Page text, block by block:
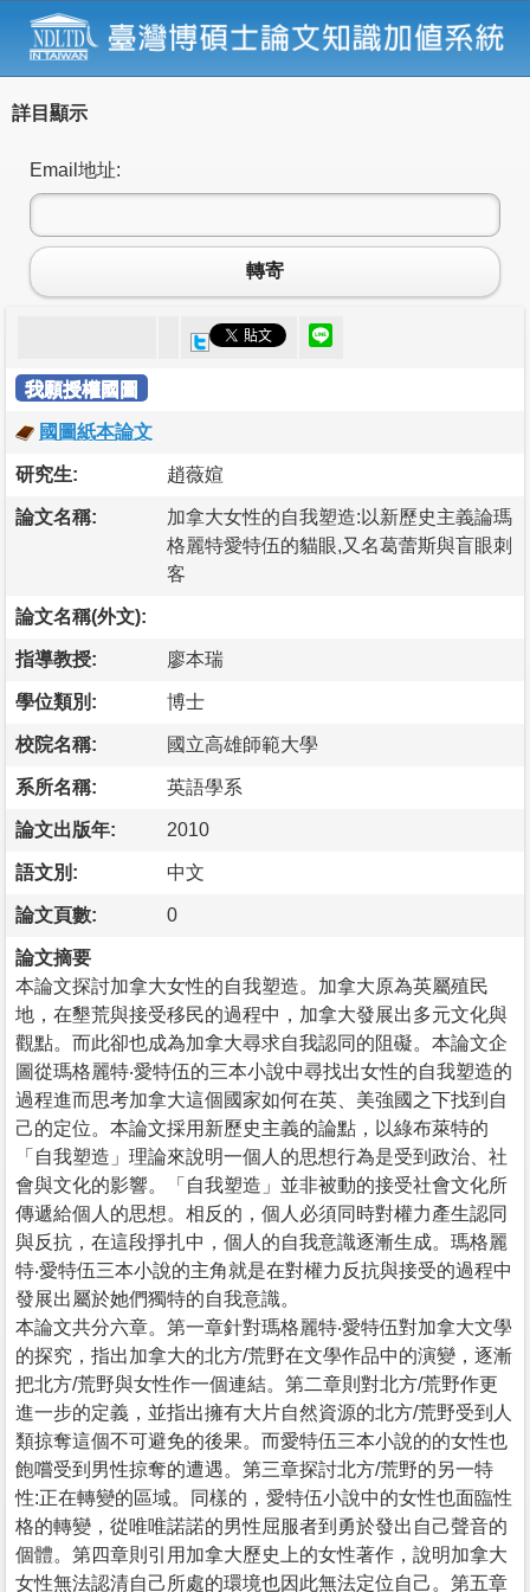
詳目顯示
Email地址:
轉寄
我願授權國圖
國圖紙本論文
研究生: 趙薇媗
論文名稱:
加拿大女性的自我塑造:以新歷史主義論瑪
格麗特愛特伍的貓眼,又名葛蕾斯與盲眼刺
客
論文名稱(外文):
指導教授: 廖本瑞
學位類別: 博士
校院名稱: 國立高雄師範大學
系所名稱: 英語學系
論文出版年: 2010
語文別: 中文
論文頁數: 0
論文摘要
本論文探討加拿大女性的自我塑造。加拿大原為英屬殖民
地，在墾荒與接受移民的過程中，加拿大發展出多元文化與
觀點。而此卻也成為加拿大尋求自我認同的阻礙。本論文企
圖從瑪格麗特‧愛特伍的三本小說中尋找出女性的自我塑造的
過程進而思考加拿大這個國家如何在英、美強國之下找到自
己的定位。本論文採用新歷史主義的論點，以綠布萊特的
「自我塑造」理論來說明一個人的思想行為是受到政治、社
會與文化的影響。「自我塑造」並非被動的接受社會文化所
傳遞給個人的思想。相反的，個人必須同時對權力產生認同
與反抗，在這段掙扎中，個人的自我意識逐漸生成。瑪格麗
特‧愛特伍三本小說的主角就是在對權力反抗與接受的過程中
發展出屬於她們獨特的自我意識。
本論文共分六章。第一章針對瑪格麗特‧愛特伍對加拿大文學
的探究，指出加拿大的北方/荒野在文學作品中的演變，逐漸
把北方/荒野與女性作一個連結。第二章則對北方/荒野作更
進一步的定義，並指出擁有大片自然資源的北方/荒野受到人
類掠奪這個不可避免的後果。而愛特伍三本小說的的女性也
飽嚐受到男性掠奪的遭遇。第三章探討北方/荒野的另一特
性:正在轉變的區域。同樣的，愛特伍小說中的女性也面臨性
格的轉變，從唯唯諾諾的男性屈服者到勇於發出自己聲音的
個體。第四章則引用加拿大歷史上的女性著作，說明加拿大
女性無法認清自己所處的環境也因此無法定位自己。第五章